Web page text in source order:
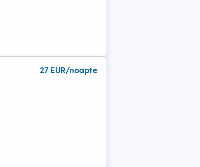
27 EUR/noapte